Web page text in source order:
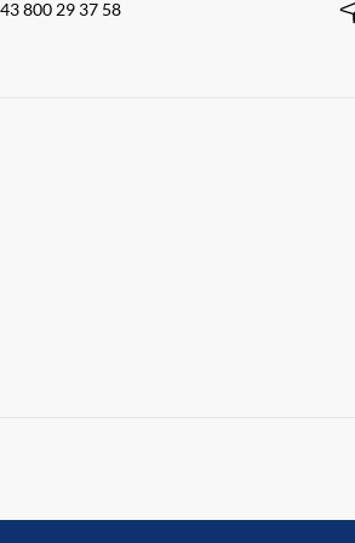
800 29 37 58